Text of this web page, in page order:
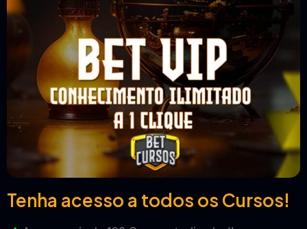
Tenha acesso a todos os Cursos!